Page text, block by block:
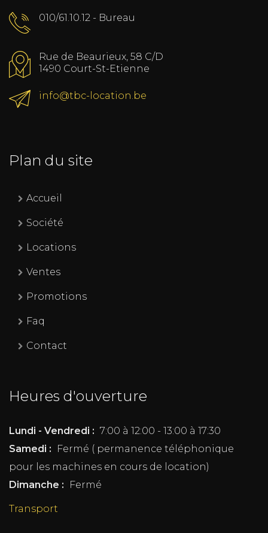
010/61.10.12 - Bureau
Rue de Beaurieux, 58 C/D
1490 Court-St-Etienne
info@tbc-location.be
Plan du site
Accueil
Société
Locations
Ventes
Promotions
Faq
Contact
Heures d'ouverture
Lundi - Vendredi : 7:00 à 12:00 - 13:00 à 17:30
Samedi :
Fermé ( permanence téléphonique
pour les machines en cours de location)
Dimanche :
Fermé
Transport